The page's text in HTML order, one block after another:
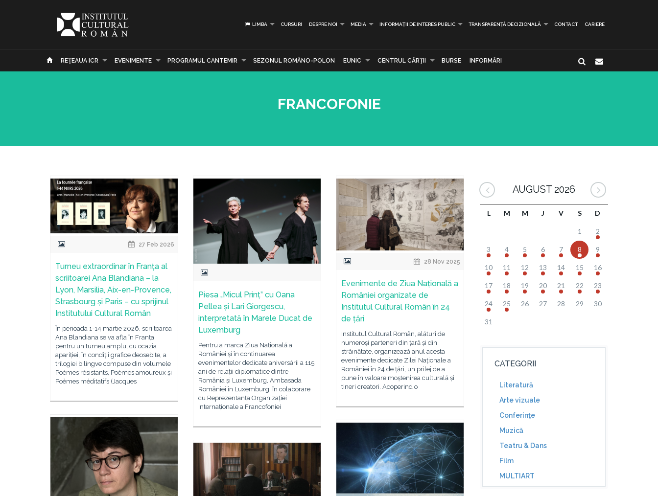
LIMBA CURSURI DESPRE NOI MEDIA INFORMAȚII DE INTERES PUBLIC TRANSPARENȚĂ DECIZIONALĂ CONTACT CARIERE
REŢEAUA ICR EVENIMENTE PROGRAMUL CANTEMIR SEZONUL ROMÂNO-POLON EUNIC CENTRUL CĂRŢII BURSE INFORMĂRI
FRANCOFONIE
27 Feb 2026
Turneu extraordinar în Franța al
scriitoarei Ana Blandiana – la
Lyon, Marsilia, Aix-en-Provence,
Strasbourg și Paris – cu sprijinul
Institutului Cultural Român
În perioada 1-14 martie 2026, scriitoarea
Ana Blandiana se va afla în Franța
pentru un turneu amplu, cu ocazia
apariției, în condiții grafice deosebite, a
trilogiei bilingve compuse din volumele
Poèmes résistants, Poèmes amoureux și
Poèmes méditatifs (Jacques
Piesa „Micul Prinț” cu Oana
Pellea și Lari Giorgescu,
interpretată în Marele Ducat de
Luxemburg
Pentru a marca Ziua Națională a
României și în continuarea
evenimentelor dedicate aniversării a 115
ani de relații diplomatice dintre
România și Luxemburg, Ambasada
României în Luxemburg, în colaborare
cu Reprezentanța Organizației
Internaționale a Francofoniei
28 Nov 2025
Evenimente de Ziua Națională a
României organizate de
Institutul Cultural Român în 24
de țări
Institutul Cultural Român, alături de
numeroși parteneri din țară și din
străinătate, organizează anul acesta
evenimente dedicate Zilei Naționale a
României în 24 de țări, un prilej de a
pune în valoare moștenirea culturală și
tineri creatori. Acoperind o
AUGUST 2026
L M M J V S D
1 2
3 4 5 6 7 8 9
10 11 12 13 14 15 16
17 18 19 20 21 22 23
24 25 26 27 28 29 30
31
CATEGORII
Literatură
Arte vizuale
Conferinţe
Muzică
Teatru & Dans
Film
MULTIART